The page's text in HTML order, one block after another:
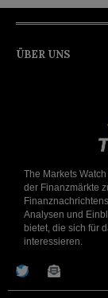
ÜBER UNS
The Markets
der Finanzmärkte
Analysen und
bietet, die sich für
interessieren.